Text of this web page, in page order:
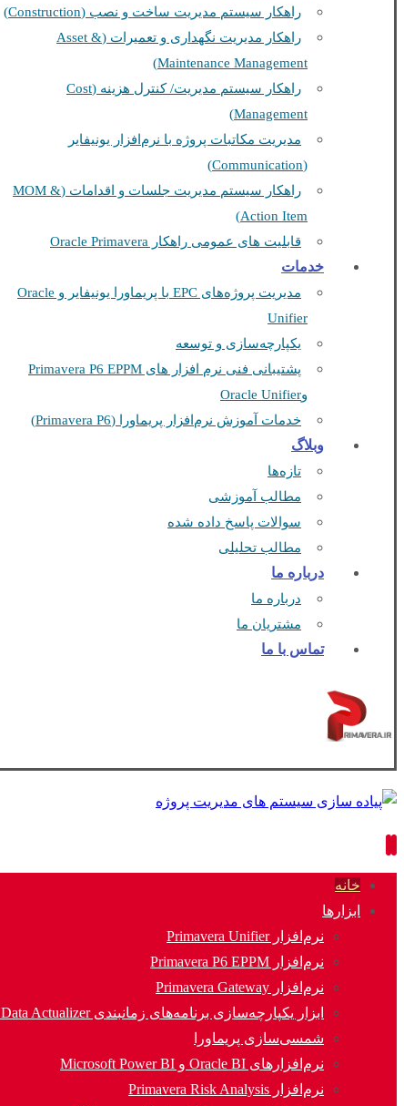
راهکار سیستم مدیریت ساخت و نصب (Construction)
راهکار مدیریت نگهداری و تعمیرات (Asset &
Maintenance Management)
راهکار سیستم مدیریت/ کنترل هزینه (Cost
Management)
مدیریت مکاتبات پروژه با نرم‌افزار یونیفایر
(Communication)
راهکار سیستم مدیریت جلسات و اقدامات (MOM &
Action Item)
قابلیت های عمومی راهکار Oracle Primavera
خدمات
مدیریت پروژه‌های EPC با پریماورا یونیفایر و Oracle
Unifier
یکپارچه‌سازی و توسعه
پشتیبانی فنی نرم افزار های Primavera P6 EPPM
وOracle Unifier
خدمات آموزش نرم‌افزار پریماورا (Primavera P6)
وبلاگ
تازه‌ها
مطالب آموزشی
سوالات پاسخ داده شده
مطالب تحلیلی
درباره ما
درباره ما
مشتریان ما
تماس با ما
خانه
ابزارها
نرم‌افزار Primavera Unifier
نرم‌افزار Primavera P6 EPPM
نرم‌افزار Primavera Gateway
ابزار یکپارچه‌سازی برنامه‌های زمانبندی P6 Data Actualizer
شمسی‌سازی پریماورا
نرم‌افزارهای Oracle BI و Microsoft Power BI
نرم‌افزار Primavera Risk Analysis